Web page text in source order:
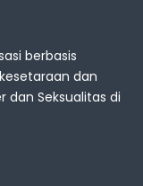
berbasis
dan
dan Seksualitas di